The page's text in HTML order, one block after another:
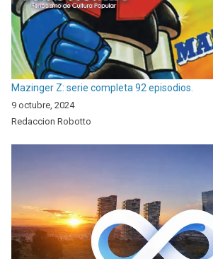
Mazinger Z: serie completa 92 episodios.
9 octubre, 2024
Redaccion Robotto